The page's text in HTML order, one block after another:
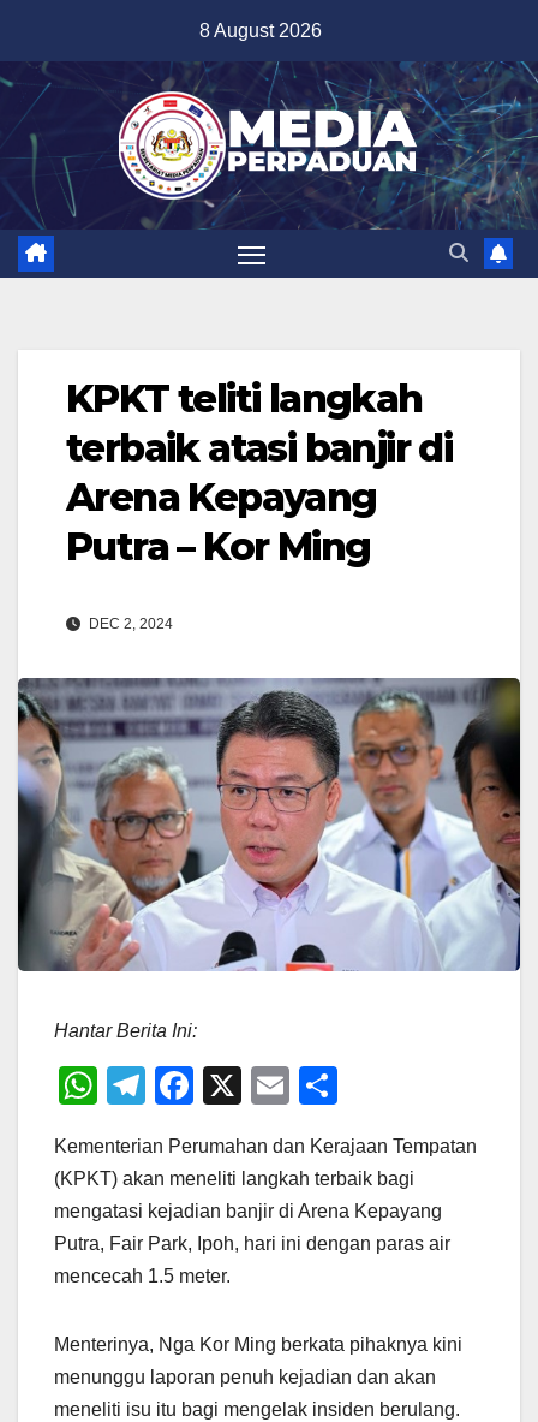
content
8 August 2026
KPKT teliti langkah
terbaik atasi banjir di
Arena Kepayang
Putra – Kor Ming
DEC 2, 2024
Hantar Berita Ini:
W
at
s
A
p
T
e
gr
a
m
F
c
e
b
o
k
X
E
ail ar
e
Kementerian Perumahan dan Kerajaan Tempatan
(KPKT) akan meneliti langkah terbaik bagi
mengatasi kejadian banjir di Arena Kepayang
Putra, Fair Park, Ipoh, hari ini dengan paras air
mencecah 1.5 meter.
Menterinya, Nga Kor Ming berkata pihaknya kini
menunggu laporan penuh kejadian dan akan
meneliti isu itu bagi mengelak insiden berulang.